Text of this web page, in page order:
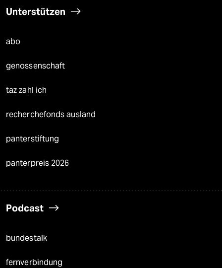
Unterstützen
abo
genossenschaft
taz zahl ich
recherchefonds ausland
panterstiftung
panterpreis 2026
Podcast
bundestalk
fernverbindung